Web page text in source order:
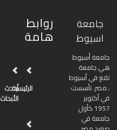
جامعة
اسيوط
جامعة أسيوط
هي جامعة
تقع في أسيوط
، مصر. تأسست
في أكتوبر
1957 كأول
جامعة في
روابط
هامة
الرئيسيةأحدث
الأبحاث